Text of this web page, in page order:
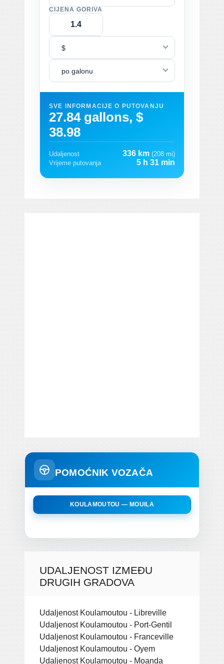
CIJENA GORIVA
$
po galonu
SVE INFORMACIJE O PUTOVANJU
27.84 gallons, $
38.98
Udaljenost 336 km (208 mi)
Vrijeme putovanja
5 h 31 min
POMOĆNIK VOZAČA
KOULAMOUTOU — MOUILA
UDALJENOST IZMEĐU
DRUGIH GRADOVA
Udaljenost Koulamoutou - Libreville
Udaljenost Koulamoutou - Port-Gentil
Udaljenost Koulamoutou - Franceville
Udaljenost Koulamoutou - Oyem
Udaljenost Koulamoutou - Moanda